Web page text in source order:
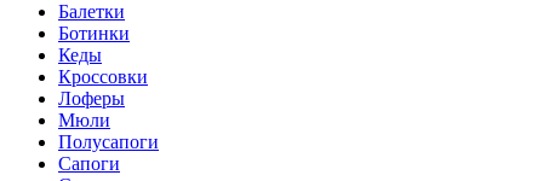
Балетки
Ботинки
Кеды
Кроссовки
Лоферы
Мюли
Полусапоги
Сапоги